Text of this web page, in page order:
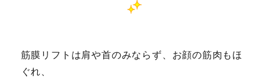
筋膜リフトは肩や首のみならず、お顔の筋肉もほ
ぐれ、